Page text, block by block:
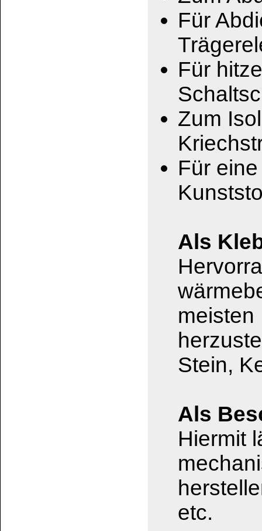
Als Gießmasse::
Bestens geeignet
wasserdicht zu
Leiterplatten oder
wasserfest
Das könnte Sie
DICHTFIX (Toluol)
transparent
Vorbereitung:
Putz, Ton, Holz)
für Silikon
Sehr glatte
Edelstahl, Glas)
feiner Körnung
Bindekraft zu
Die Oberflächen